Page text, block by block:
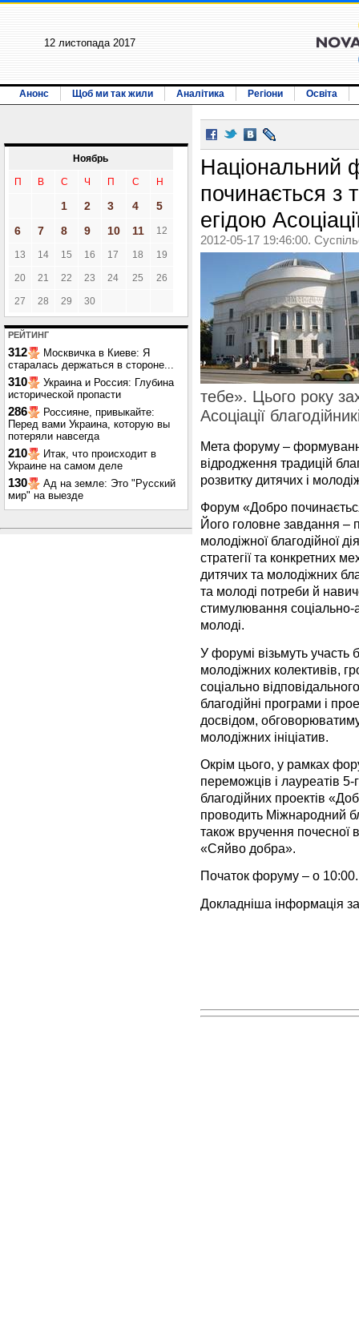
12 листопада 2017
Анонс Щоб ми так жили Аналітика Регіони Освіта
Ноябрь
П В С Ч П С Н
1 2 3 4
5
6
7 8 9 10 11 12
13 14 15 16 17 18 19
20 21 22 23 24 25 26
27 28 29 30
РЕЙТИНГ
312
Москвичка в Киеве: Я
старалась держаться в стороне...
310
Украина и Россия: Глубина
исторической пропасти
286
Россияне, привыкайте:
Перед вами Украина, которую вы
потеряли навсегда
210
Итак, что происходит в
Украине на самом деле
130
Ад на земле: Это "Русский
мир" на выезде
Національний
починається з
егідою
2012-05-17 19:46:00.
тебе». Цього року
Асоціації
Мета форуму –
відродження традицій
розвитку дитячих і
Форум «Добро
Його головне завдання –
молодіжної благодійної
стратегії та конкретних
дитячих та молодіжних
та молоді потреби й
стимулювання соціально-
молоді.
У форумі візьмуть участь
молодіжних колективів,
соціально
благодійні програми і
досвідом,
молодіжних ініціатив.
Окрім цього, у рамках
переможців і лауреатів 5-
благодійних проектів
проводить Міжнародний
також вручення почесної
«Сяйво добра».
Початок форуму – о 10:00.
Докладніша інформація